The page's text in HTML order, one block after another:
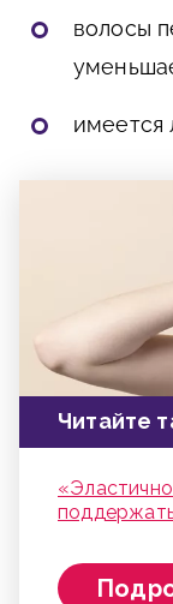
волосы
имеется
Читайте